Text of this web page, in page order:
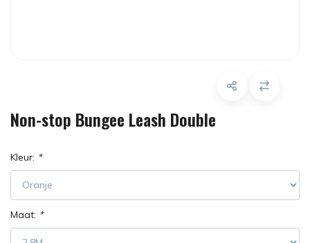
Non-stop Bungee Leash Double
Kleur: *
Maat: *